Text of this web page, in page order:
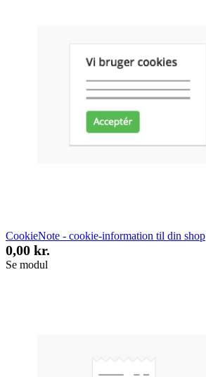
CookieNote - cookie-information til din shop
0,00 kr.
Se modul